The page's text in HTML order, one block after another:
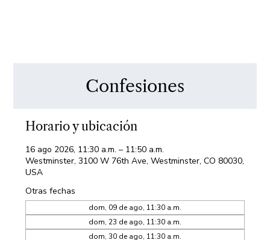
Confesiones
Horario y ubicación
16 ago 2026, 11:30 a.m. – 11:50 a.m.
Westminster, 3100 W 76th Ave, Westminster, CO 80030,
USA
Otras fechas
dom, 09 de ago, 11:30 a.m.
dom, 23 de ago, 11:30 a.m.
dom, 30 de ago, 11:30 a.m.